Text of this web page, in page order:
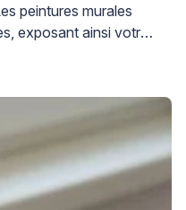
peintures murales
exposant ainsi votre